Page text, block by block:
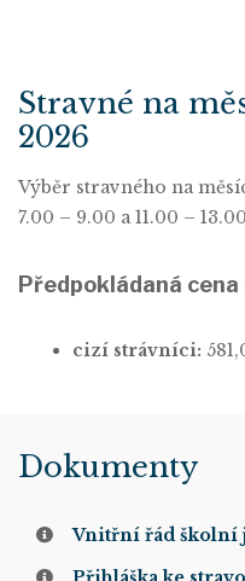
Stravné na
2026
Výběr stravného na
7.00 – 9.00 a 11.00 – 13.00
Předpokládaná
cizí strávníci:
Dokumenty
Vnitřní řád školní